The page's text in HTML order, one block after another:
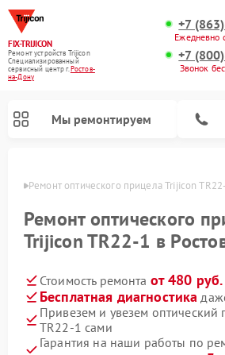
FIX-TRIJICON
Ремонт устройств Trijicon
Специализированный
cервисный центр г.Ростов-
на-Дону
+7
Ежедневно
+7
Звонок
Мы ремонтируем
Ремонт оптического прицела Trijicon
Ремонт оптического
Trijicon TR22-1 в
Стоимость ремонта от 480 руб.
Бесплатная диагностика
Привезем и увезем оптический
TR22-1 сами
Гарантия на наши работы по